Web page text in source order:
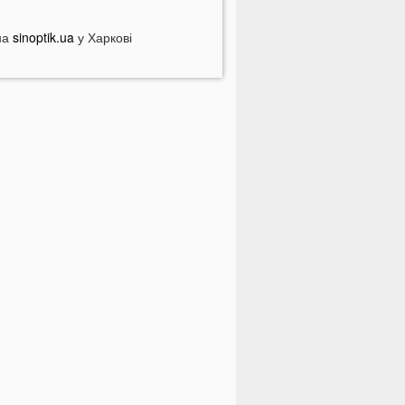
5 побутових справ, які не
найжадібніших чоловіків за
sinoptik.uaу Харкові